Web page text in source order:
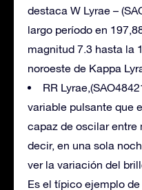
destaca W Lyrae –
largo período en
magnitud 7.3 hasta la
noroeste de Kappa
RR
variable pulsante que
capaz de oscilar entre
decir, en una sola
ver la variación del
Es el típico ejemplo